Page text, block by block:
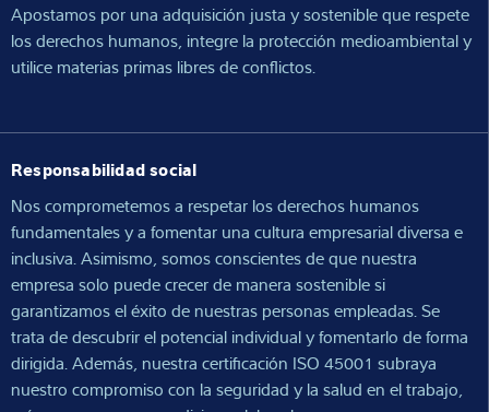
Apostamos por una adquisición justa y sostenible que respete
los derechos humanos, integre la protección medioambiental y
utilice materias primas libres de conflictos.
Responsabilidad social
Nos comprometemos a respetar los derechos humanos
fundamentales y a fomentar una cultura empresarial diversa e
inclusiva. Asimismo, somos conscientes de que nuestra
empresa solo puede crecer de manera sostenible si
garantizamos el éxito de nuestras personas empleadas. Se
trata de descubrir el potencial individual y fomentarlo de forma
dirigida. Además, nuestra certificación ISO 45001 subraya
nuestro compromiso con la seguridad y la salud en el trabajo,